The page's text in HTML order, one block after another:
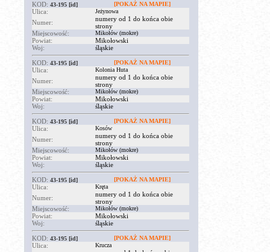
KOD: 43-195 [id] [POKAŻ NA MAPIE]
Ulica: Jeżynowa
Numer:
numery od 1 do końca obie
strony
Miejscowość:
Mikołów (mokre)
Powiat:
Mikołowski
Woj:
śląskie
KOD: 43-195 [id] [POKAŻ NA MAPIE]
Ulica: Kolonia Huta
Numer:
numery od 1 do końca obie
strony
Miejscowość:
Mikołów (mokre)
Powiat:
Mikołowski
Woj:
śląskie
KOD: 43-195 [id] [POKAŻ NA MAPIE]
Ulica: Kosów
Numer:
numery od 1 do końca obie
strony
Miejscowość:
Mikołów (mokre)
Powiat:
Mikołowski
Woj:
śląskie
KOD: 43-195 [id] [POKAŻ NA MAPIE]
Ulica: Kręta
Numer:
numery od 1 do końca obie
strony
Miejscowość:
Mikołów (mokre)
Powiat:
Mikołowski
Woj:
śląskie
KOD: 43-195 [id] [POKAŻ NA MAPIE]
Ulica: Krucza